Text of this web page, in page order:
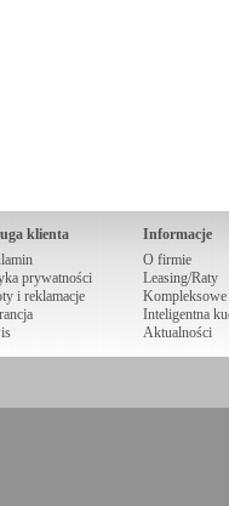
klienta
prywatności
i reklamacje
Informacje
O firmie
Leasing/Raty
Kompleksowe
Inteligentna
Aktualności